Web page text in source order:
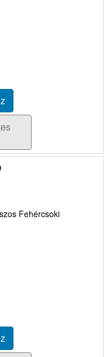
Fehércsoki